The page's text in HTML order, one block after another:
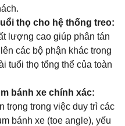
thọ cho hệ thống treo:
lượng cao giúp phân tán
các bộ phận khác trong
tuổi thọ tổng thể của toàn
bánh xe chính xác:
trọng trong việc duy trì các
bánh xe (toe angle), yếu